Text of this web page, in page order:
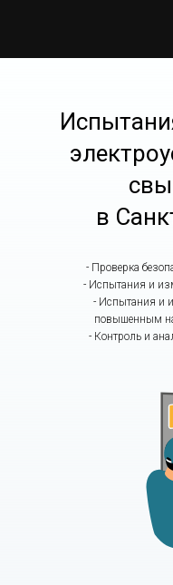
в
- Проверка
- Испытания и
- Испытания и
повышенным
- Контроль и